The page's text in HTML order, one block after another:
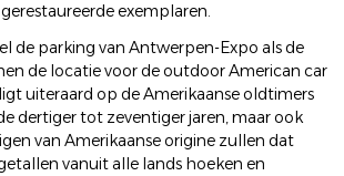
exemplaren.
de parking van Antwerpen-Expo als de
de locatie voor de outdoor American car
uiteraard op de Amerikaanse oldtimers
dertiger tot zeventiger jaren, maar ook
van Amerikaanse origine zullen dat
vanuit alle lands hoeken en